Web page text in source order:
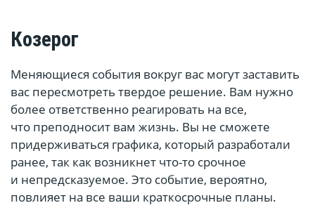
Козерог
Меняющиеся события вокруг вас могут заставить
вас пересмотреть твердое решение. Вам нужно
более ответственно реагировать на все,
что преподносит вам жизнь. Вы не сможете
придерживаться графика, который разработали
ранее, так как возникнет что-то срочное
и непредсказуемое. Это событие, вероятно,
повлияет на все ваши краткосрочные планы.